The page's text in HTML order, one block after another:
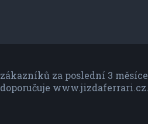
zákazníků za poslední 3 měsíce
doporučuje www.jizdaferrari.cz.